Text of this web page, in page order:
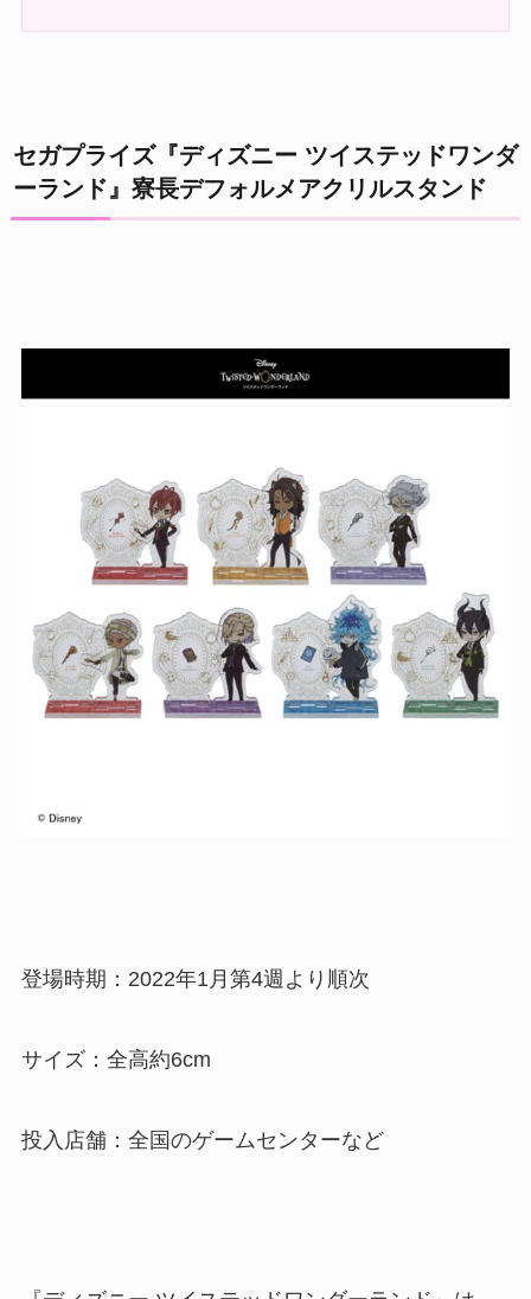
セガプライズ『ディズニー ツイステッドワンダ
ーランド』寮長デフォルメアクリルスタンド
登場時期：2022年1月第4週より順次
サイズ：全高約6cm
投入店舗：全国のゲームセンターなど